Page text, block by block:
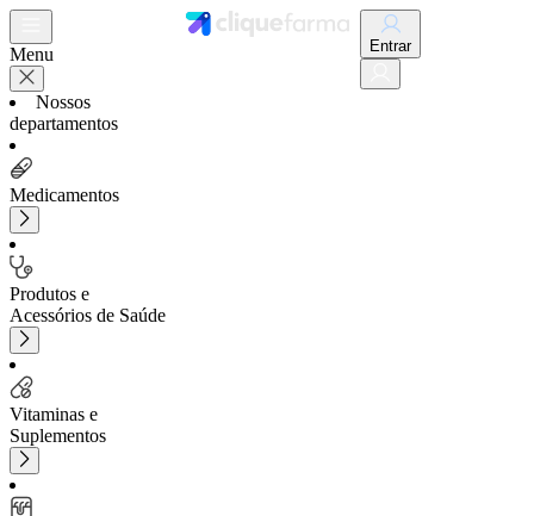
Menu
Nossos
departamentos
Medicamentos
Produtos e
Acessórios de Saúde
Vitaminas e
Suplementos
Entrar